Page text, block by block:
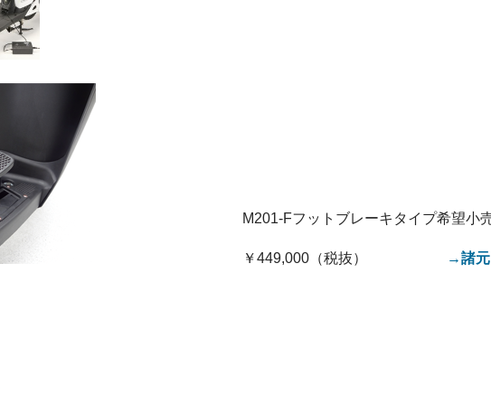
M201-Fフットブレーキタイプ希望小
￥449,000（税抜） →諸元